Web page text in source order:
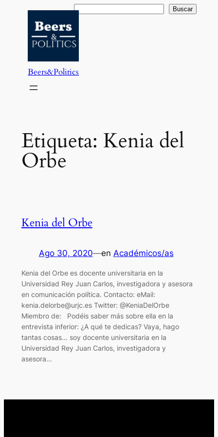
contenido
Buscar Buscar
Beers&Politics
Etiqueta: Kenia del
Orbe
Kenia del Orbe
Ago 30, 2020—en Académicos/as
Kenia del Orbe es docente universitaria en la
Universidad Rey Juan Carlos, investigadora y asesora
en comunicación política. Contacto: eMail:
kenia.delorbe@urjc.es Twitter: @KeniaDelOrbe
Miembro de: Podéis saber más sobre ella en la
entrevista inferior: ¿A qué te dedicas? Vaya, hago
tantas cosas… soy docente universitaria en la
Universidad Rey Juan Carlos, investigadora y
asesora…